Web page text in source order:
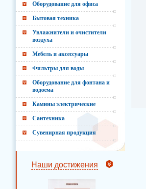
Оборудование для офиса
Бытовая техника
Увлажнители и очистители
воздуха
Мебель и аксессуары
Фильтры для воды
Оборудование для фонтана и
водоема
Камины электрические
Сантехника
Сувенирная продукция
Наши достижения